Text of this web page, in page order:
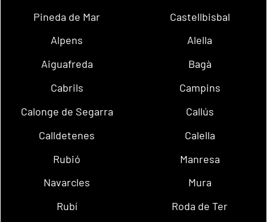
Pineda de Mar
Castellbisbal
Alpens
Alella
Aiguafreda
Bagà
Cabrils
Campins
Calonge de Segarra
Callús
Calldetenes
Calella
Rubió
Manresa
Navarcles
Mura
Rubí
Roda de Ter